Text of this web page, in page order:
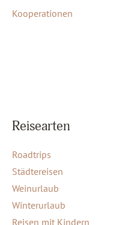
Kooperationen
Reisearten
Roadtrips
Städtereisen
Weinurlaub
Winterurlaub
Reisen mit Kindern